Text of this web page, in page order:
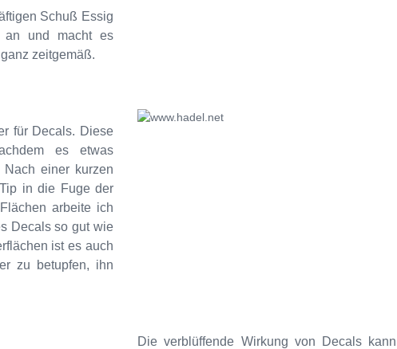
Schuß Essig
an und macht es
zeitgemäß.
für Decals. Diese
es etwas
einer kurzen
in die Fuge der
arbeite ich
Decals so gut wie
ist es auch
zu betupfen, ihn
Die verblüffende Wirkung von Decals